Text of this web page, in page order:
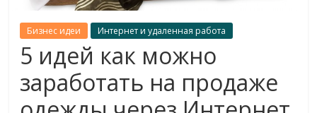
Бизнес идеи Интернет и удаленная работа
5 идей как можно
заработать на продаже